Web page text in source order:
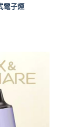
電子煙